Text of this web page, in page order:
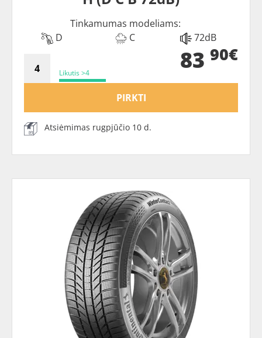
Tinkamumas modeliams:
D
C 72dB
Likutis >4 83 90€
PIRKTI
Atsiėmimas rugpjūčio 10 d.